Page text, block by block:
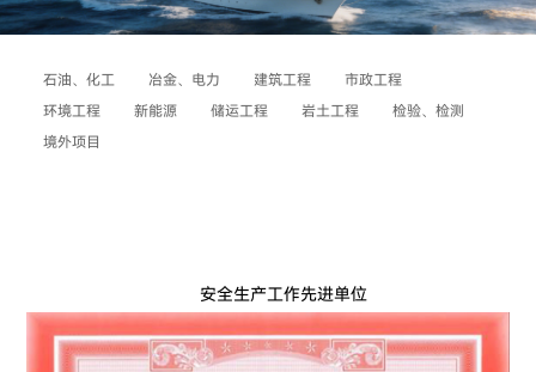
石油、化工 冶金、电力 建筑工程
市政工程
环境工程
新能源 储运工程 岩土工程
检验、检测
境外项目
安全生产工作先进单位